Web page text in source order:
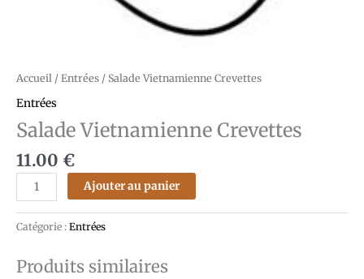
Accueil / Entrées / Salade Vietnamienne Crevettes
Entrées
Salade Vietnamienne Crevettes
11.00 €
Ajouter au panier
Catégorie : Entrées
Produits similaires